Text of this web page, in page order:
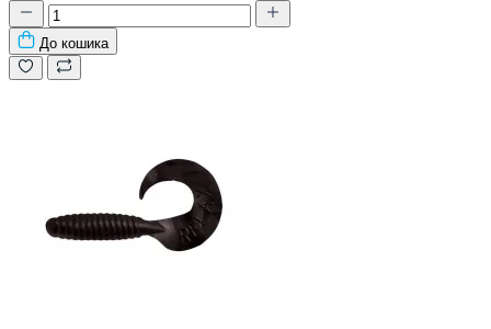
До кошика